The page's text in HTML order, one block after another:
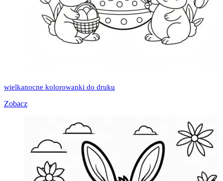
wielkanocne kolorowanki do druku
Zobacz